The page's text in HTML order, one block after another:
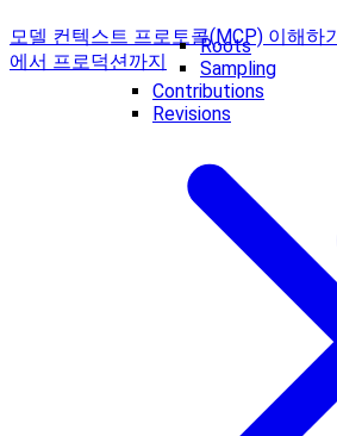
Roots
Sampling
Contributions
Revisions
모델 컨텍스트 프로토콜(MCP) 이해하기
에서 프로덕션까지